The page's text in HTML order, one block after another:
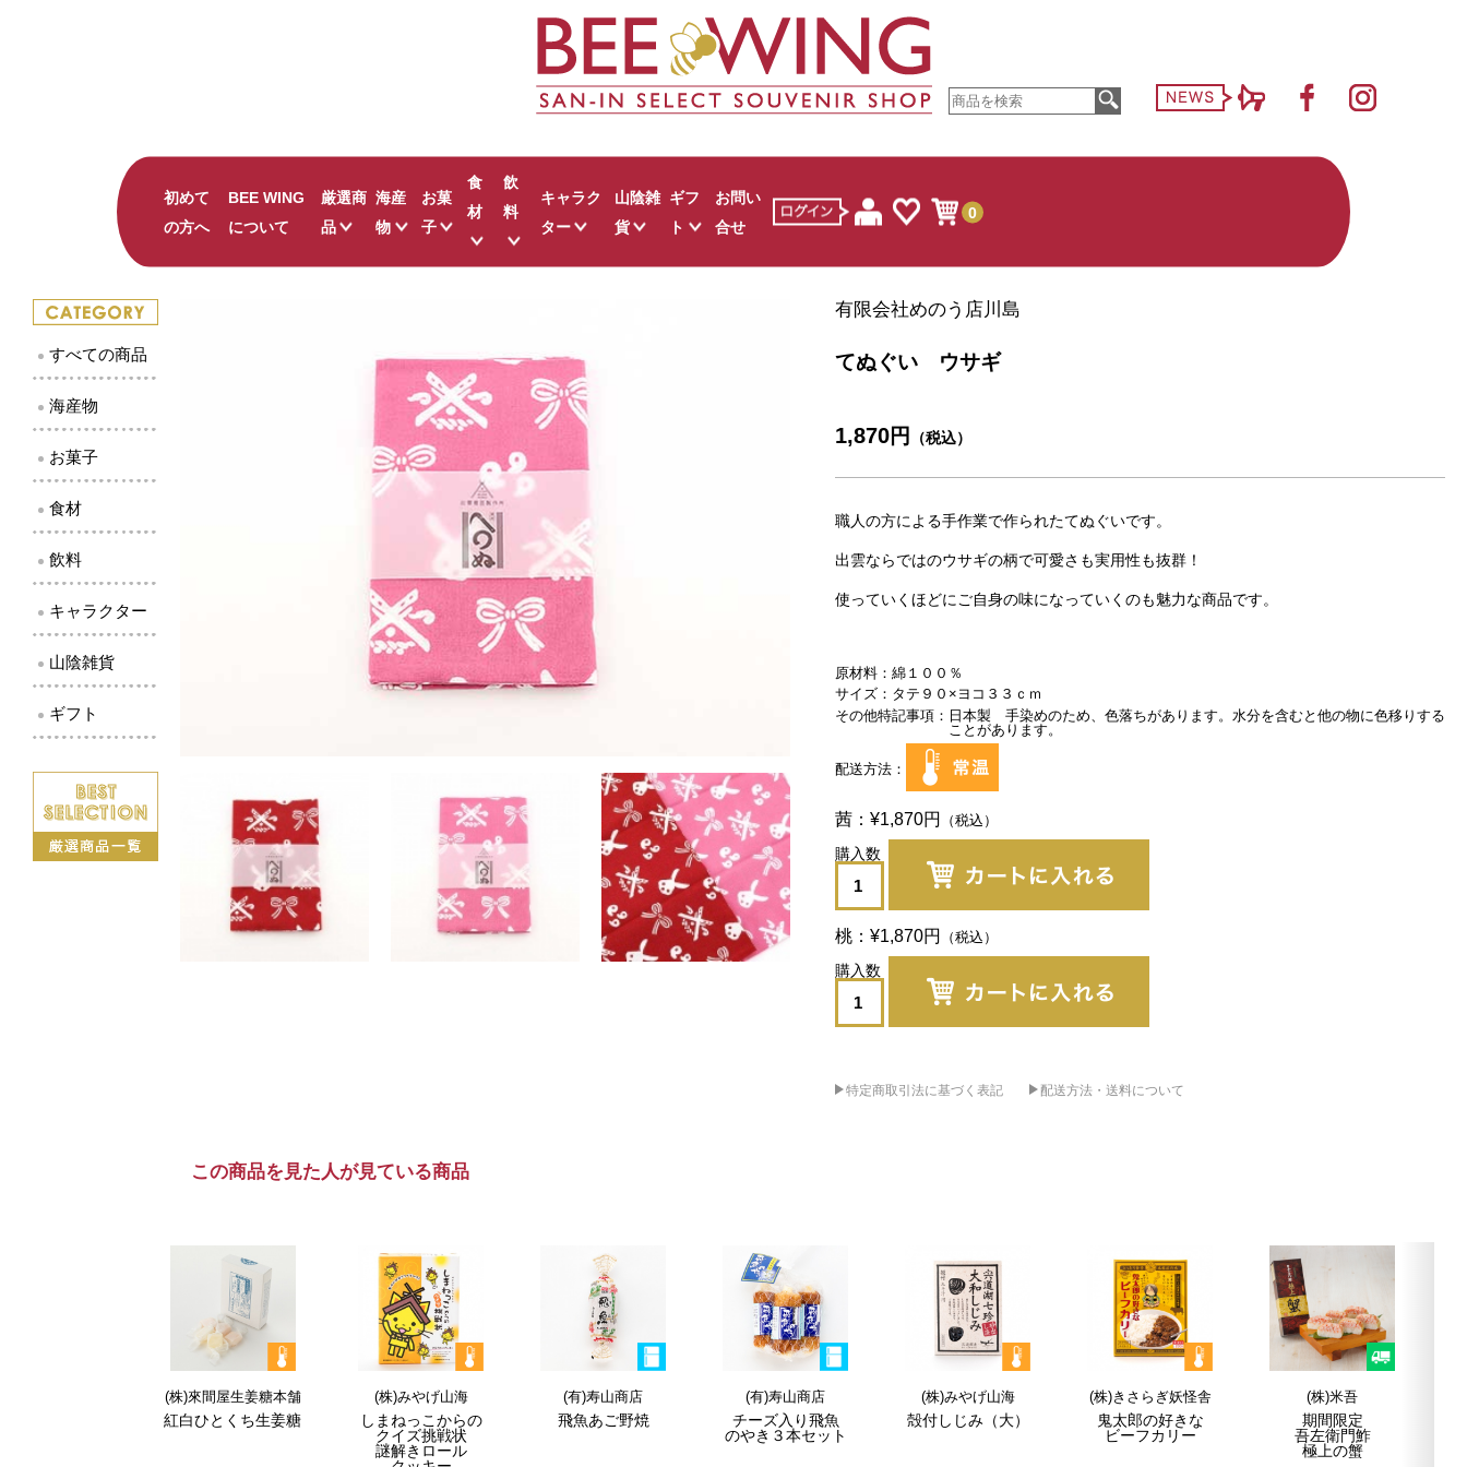
初めて
の方へ
BEE WING
について
厳選商
品
のどぐろ ひつまぶし
井上古式じょうゆ
出雲國 仁多米
ピンク華麗
贅沢 二十世紀梨ジュース
海産
物
しじみ
干物
その他海産物
お菓
子
キャラクター菓子
和菓子
食
材
カレー
調味料
その他
飲
料
白バラ牛乳
地酒
ワイン
その他
キャラク
ター
キャラクター菓子
山陰雑
貨
ギフ
ト
お問い
合せ
0
すべての商品
海産物
お菓子
食材
飲料
キャラクター
山陰雑貨
ギフト
有限会社めのう店川島
てぬぐい ウサギ
1,870円
職人の方による手作業で作られたてぬぐいです。
出雲ならではのウサギの柄で可愛さも実用性も抜群！
使っていくほどにご自身の味になっていくのも魅力な商品です。
原材料
綿１００％
サイズ
タテ９０×ヨコ３３ｃｍ
その他特記事項
日本製 手染めのため、色落ちがあります。水分を含むと他の物に色移りする
ことがあります。
配送方法
茜 ¥1,870円 （税込）
桃 ¥1,870円 （税込）
特定商取引法に基づく表記 配送方法・送料について
この商品を見た人が見ている商品
(株)來間屋生姜糖本舗
紅白ひとくち生姜糖
(株)みやげ山海
しまねっこからの
クイズ挑戦状
謎解き ロール
(有)寿山商店
飛魚あご野焼
(有)寿山商店
チーズ入り飛魚
のやき ３本セット
(株)みやげ山海
殻付しじみ（大）
(株)きさらぎ妖怪舎
鬼太郎の好きな
ビーフカリー
(株)米吾
期間限定
吾左衛門鮓
極上の蟹